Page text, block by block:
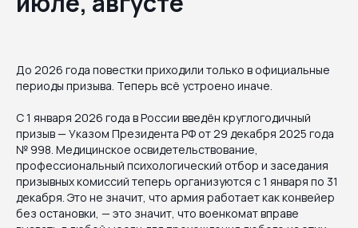
До 2026 года повестки приходили только в официальные
периоды призыва. Теперь всё устроено иначе.
С 1 января 2026 года в России введён круглогодичный
призыв — Указом Президента РФ от 29 декабря 2025 года
№ 998. Медицинское освидетельствование,
профессиональный психологический отбор и заседания
призывных комиссий теперь организуются с 1 января по 31
декабря. Это не значит, что армия работает как конвейер
без остановки, — это значит, что военкомат вправе